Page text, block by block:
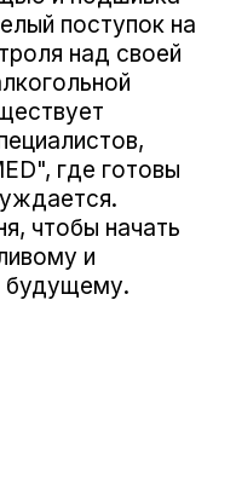
поступок на
над своей
где готовы
чтобы начать
и
будущему.